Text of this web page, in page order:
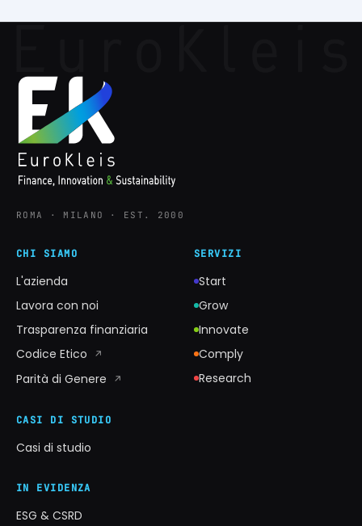
ROMA · MILANO · EST. 2000
CHI SIAMO
L'azienda
Lavora con noi
Trasparenza finanziaria
Codice Etico
↗
Parità di Genere ↗
SERVIZI
Start
Grow
Innovate
Comply
Research
CASI DI STUDIO
Casi di studio
IN EVIDENZA
ESG & CSRD